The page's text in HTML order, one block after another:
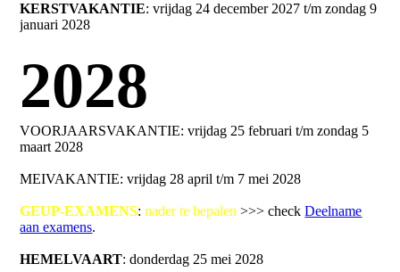
KERSTVAKANTIE: vrijdag 24 december 2027 t/m zondag 9
januari 2028
2028
VOORJAARSVAKANTIE: vrijdag 25 februari t/m zondag 5
maart 2028
MEIVAKANTIE: vrijdag 28 april t/m 7 mei 2028
GEUP-EXAMENS:nader te bepalen >>> checkDeelname
aan examens.
HEMELVAART: donderdag 25 mei 2028